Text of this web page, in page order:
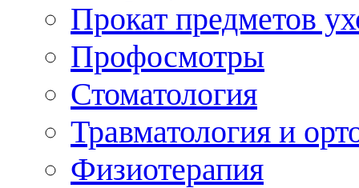
Прокат предметов
Профосмотры
Стоматология
Травматология и
Физиотерапия